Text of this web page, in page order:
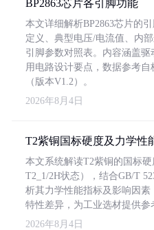
BP2863芯片各引脚功能
本文详细解析BP2863芯片的
定义、典型电压/电流值、内
引脚参数对照表。内容涵盖
用电路设计要点，数据参考
（版本V1.2）。
2026年8月4日
T2紫铜国标硬度及力学性
本文系统解读T2紫铜的国标
T2_1/2H状态），结合GB/T
析其力学性能指标及影响因
特性差异，为工业选材提供参
2026年8月4日